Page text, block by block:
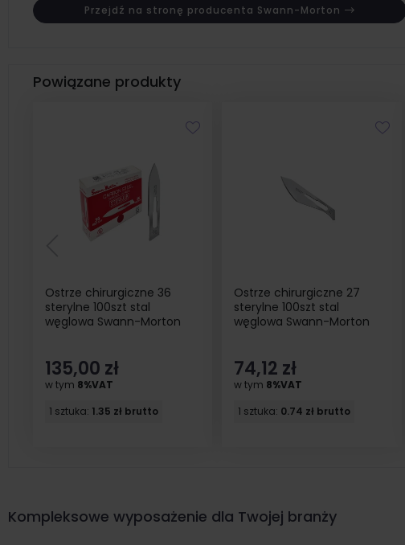
Przejdź na stronę producenta Swann-Morton
Powiązane produkty
Ostrze chirurgiczne 36
sterylne 100szt stal
węglowa Swann-Morton
135,00 zł
w tym 8%VAT
1 sztuka: 1.35 zł brutto
Ostrze chirurgiczne 27
sterylne 100szt stal
węglowa Swann-Morton
74,12 zł
w tym 8%VAT
1 sztuka: 0.74 zł brutto
Kompleksowe wyposażenie dla Twojej branży